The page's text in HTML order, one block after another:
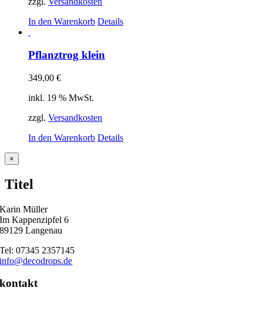
In den Warenkorb Details
Pflanztrog klein
349,00 €
inkl. 19 % MwSt.
zzgl. Versandkosten
In den Warenkorb Details
Close
product
view
×
Titel
Karin Müller
Im Kappenzipfel 6
89129 Langenau
Tel: 07345 2357145
info@decodrops.de
kontakt